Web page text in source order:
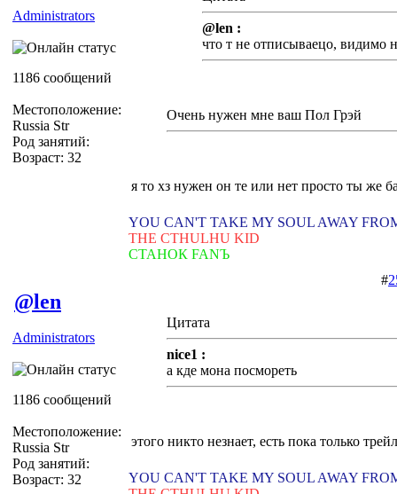
Administrators
1186 сообщений
Местоположение:
Russia Str
Род занятий:
Возраст: 32
@len :
что т не отписываецо, видимо
Очень нужен мне ваш Пол Грэй
я то хз нужен он те или нет просто ты же
YOU CAN'T TAKE MY SOUL AWAY
THE CTHULHU KID
СТАНОК FANЪ
@len
Administrators
1186 сообщений
Местоположение:
Russia Str
Род занятий:
Возраст: 32
#
Цитата
nice1 :
а кде мона посмореть
этого никто незнает, есть пока только
YOU CAN'T TAKE MY SOUL AWAY